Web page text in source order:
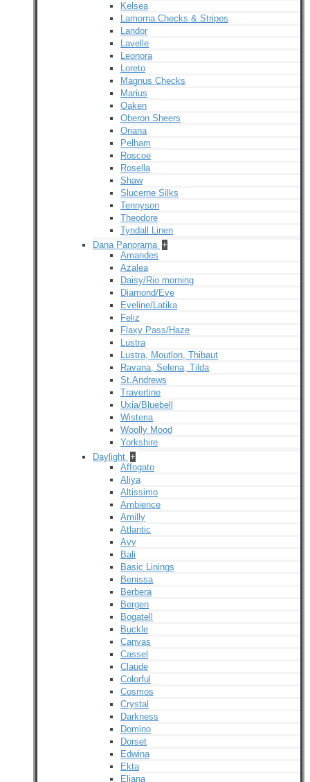
Kelsea
Lamorna Checks & Stripes
Landor
Lavelle
Leonora
Loreto
Magnus Checks
Marius
Oaken
Oberon Sheers
Oriana
Pelham
Roscoe
Rosella
Shaw
Slucerne Silks
Tennyson
Theodore
Tyndall Linen
Dana Panorama +
Amandes
Azalea
Daisy/Rio morning
Diamond/Eve
Eveline/Latika
Feliz
Flaxy Pass/Haze
Lustra
Lustra, Moutlon, Thibaut
Ravana, Selena, Tilda
St.Andrews
Travertine
Uxia/Bluebell
Wisteria
Woolly Mood
Yorkshire
Daylight +
Affogato
Aliya
Altissimo
Ambience
Amilly
Atlantic
Avy
Bali
Basic Linings
Benissa
Berbera
Bergen
Bogatell
Buckle
Canvas
Cassel
Claude
Colorful
Cosmos
Crystal
Darkness
Domino
Dorset
Edwina
Ekta
Eliana